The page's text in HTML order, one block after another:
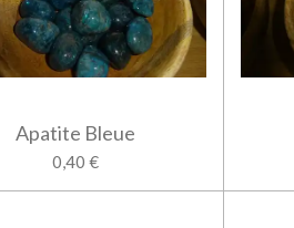
Apatite Bleue
0,40 €